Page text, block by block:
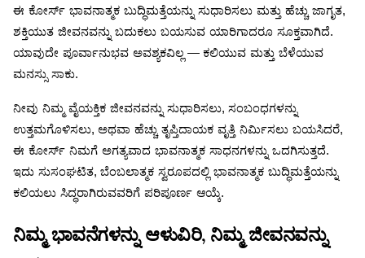
ಈ ಕೋರ್ಸ್ ಭಾವನಾತ್ಮಕ ಬುದ್ಧಿಮತ್ತೆಯನ್ನು ಸುಧಾರಿಸಲು ಮತ್ತು ಹೆಚ್ಚು ಜಾಗೃತ,
ಶಕ್ತಿಯುತ ಜೀವನವನ್ನು ಬದುಕಲು ಬಯಸುವ ಯಾರಿಗಾದರೂ ಸೂಕ್ತವಾಗಿದೆ.
ಯಾವುದೇ ಪೂರ್ವಾನುಭವ ಅವಶ್ಯಕವಿಲ್ಲ — ಕಲಿಯುವ ಮತ್ತು ಬೆಳೆಯುವ
ಮನಸ್ಸು ಸಾಕು.
ನೀವು ನಿಮ್ಮ ವೈಯಕ್ತಿಕ ಜೀವನವನ್ನು ಸುಧಾರಿಸಲು, ಸಂಬಂಧಗಳನ್ನು
ಉತ್ತಮಗೊಳಿಸಲು, ಅಥವಾ ಹೆಚ್ಚು ತೃಪ್ತಿದಾಯಕ ವೃತ್ತಿ ನಿರ್ಮಿಸಲು ಬಯಸಿದರೆ,
ಈ ಕೋರ್ಸ್ ನಿಮಗೆ ಅಗತ್ಯವಾದ ಭಾವನಾತ್ಮಕ ಸಾಧನಗಳನ್ನು ಒದಗಿಸುತ್ತದೆ.
ಇದು ಸುಸಂಘಟಿತ, ಬೆಂಬಲಾತ್ಮಕ ಸ್ವರೂಪದಲ್ಲಿ ಭಾವನಾತ್ಮಕ ಬುದ್ಧಿಮತ್ತೆಯನ್ನು
ಕಲಿಯಲು ಸಿದ್ಧರಾಗಿರುವವರಿಗೆ ಪರಿಪೂರ್ಣ ಆಯ್ಕೆ.
ನಿಮ್ಮ ಭಾವನೆಗಳನ್ನು ಆಳುವಿರಿ, ನಿಮ್ಮ ಜೀವನವನ್ನು